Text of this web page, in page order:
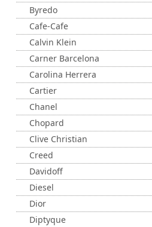
Byredo
Cafe-Cafe
Calvin Klein
Carner Barcelona
Carolina Herrera
Cartier
Chanel
Chopard
Clive Christian
Creed
Davidoff
Diesel
Dior
Diptyque